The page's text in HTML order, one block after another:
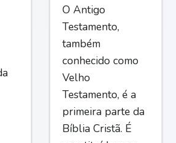
O Antigo
Testamento,
também
conhecido como
Velho
Testamento, é a
primeira parte da
Bíblia Cristã. É